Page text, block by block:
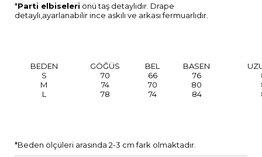
*Parti elbiseleri önü taş detaylıdır. Drape
detaylı,ayarlanabilir ince askılı ve arkası fermuarlıdır.
BEDEN GÖĞÜS BEL BASEN
S
70 66 76
M
74 70 80
L
78 74 84
*Beden ölçüleri arasında 2-3 cm fark olmaktadır.